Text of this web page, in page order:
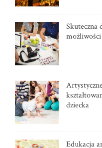
dziecka
Edukacja